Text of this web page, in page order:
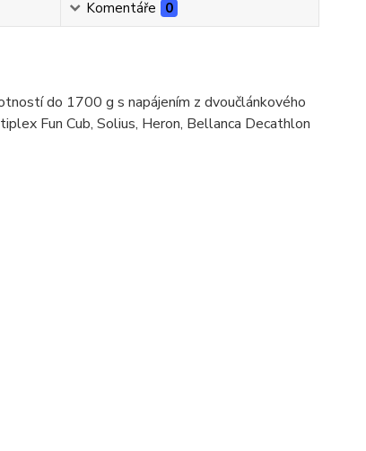
Komentáře 0
do 1700 g s napájením z dvoučlánkového
Fun Cub, Solius, Heron, Bellanca Decathlon